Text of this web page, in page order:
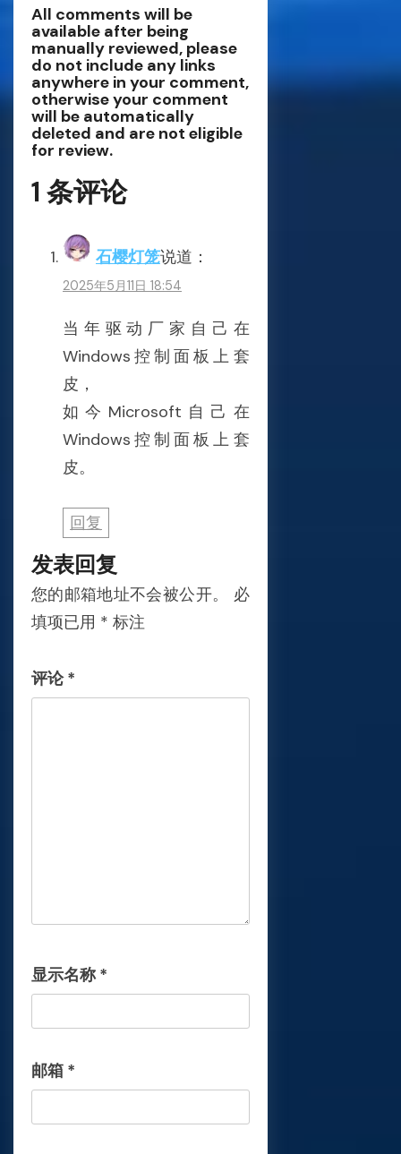
名
叫
Msmpsvc？
All comments will be
available after being
manually reviewed, please
do not include any links
anywhere in your comment,
otherwise your comment
will be automatically
deleted and are not eligible
for review.
1 条评论
石樱灯笼说道：
2025年5月11日 18:54
当年驱动厂家自己在
Windows控制面板上套
皮，
如今Microsoft自己在
Windows控制面板上套
皮。
回复
发表回复
您的邮箱地址不会被公开。
必
填项已用 * 标注
评论*
显示名称 *
邮箱 *